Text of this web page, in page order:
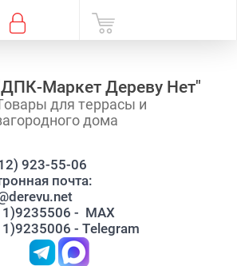
Маркет Дереву Нет"
для террасы и
дома
923-55-06
почта:
- MAX
- Telegram